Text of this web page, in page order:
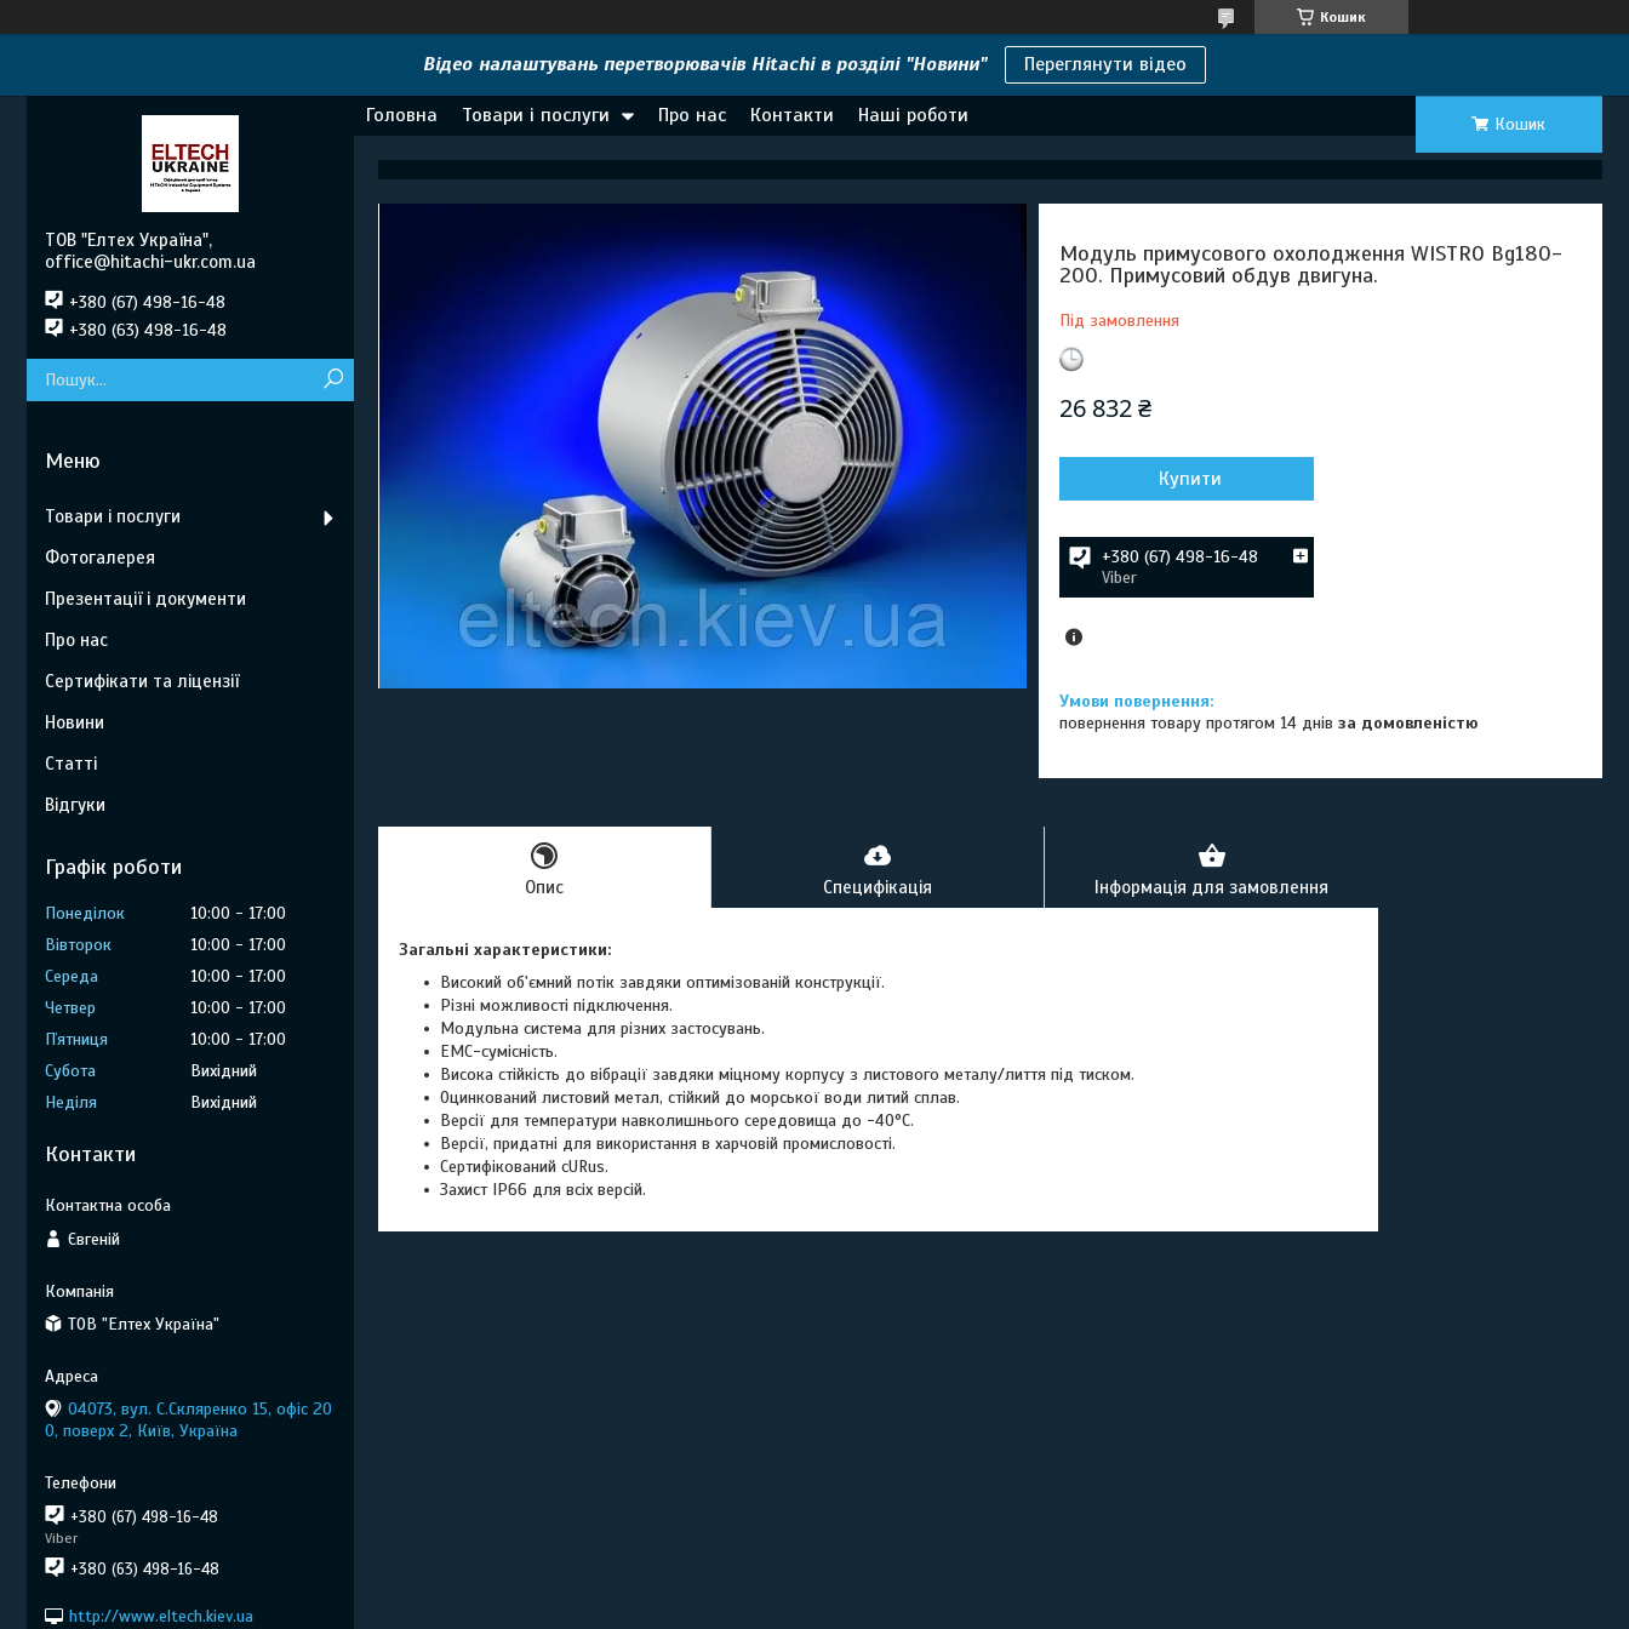
Кошик
Відео налаштувань перетворювачів Hitachi в розділі "Новини" Переглянути відео
Головна Товари і послуги Про нас Контакти Наші роботи Кошик
Модуль примусового охолодження WISTRO Bg180-
200. Примусовий обдув двигуна.
Під замовлення
26 832 ₴
Купити
+380 (67) 498-16-48
Viber
повернення товару протягом 14 днівза домовленістю
Опис Специфікація Інформація для замовлення
Загальні характеристики:
Високий об'ємний потік завдяки оптимізованій конструкції.
Різні можливості підключення.
Модульна система для різних застосувань.
ЕМС-сумісність.
Висока стійкість до вібрації завдяки міцному корпусу з листового металу/лиття під тиском.
Оцинкований листовий метал, стійкий до морської води литий сплав.
Версії для температури навколишнього середовища до -40°C.
Версії, придатні для використання в харчовій промисловості.
Сертифікований cURus.
Захист IP66 для всіх версій.
ТОВ "Елтех Україна",
office@hitachi-ukr.com.ua
+380 (67) 498-16-48
+380 (63) 498-16-48
Товари і послуги
Фотогалерея
Презентації і документи
Про нас
Сертифікати та ліцензії
Новини
Статті
Відгуки
Графік роботи
Понеділок 10:00
17:00
Вівторок
10:00
17:00
Середа
10:00
17:00
Четвер
10:00
17:00
Пʼятниця
10:00
17:00
Субота
Вихідний
Неділя
Вихідний
Контакти
Євгеній
ТОВ "Елтех Україна"
04073, вул. C.Скляренко 15, офіс 20
0, поверх 2, Київ, Україна
+380 (67) 498-16-48
Viber
+380 (63) 498-16-48
http://www.eltech.kiev.ua